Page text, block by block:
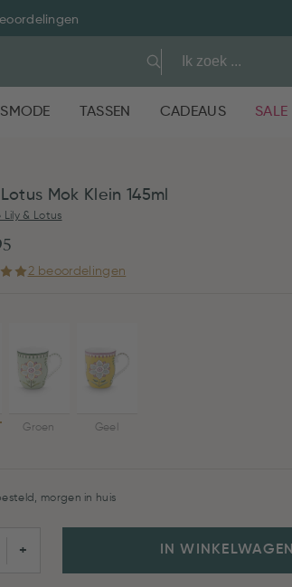
TASSEN CADEAUS SALE
Mok Klein 145ml
Lily & Lotus
2 beoordelingen
Groen Geel
morgen in huis
+ IN WINKELWAGEN